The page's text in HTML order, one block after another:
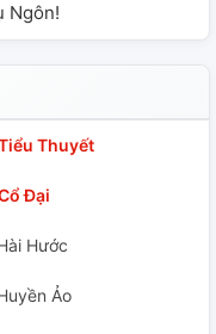
Ngôn!
Thuyết
Đại
Hước
Ảo